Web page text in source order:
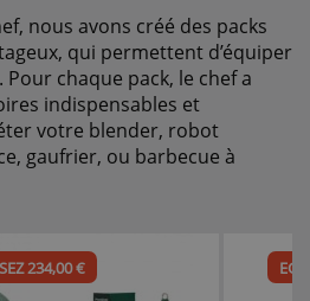
nous avons créé des packs
qui permettent d’équiper
chaque pack, le chef a
indispensables et
votre blender, robot
gaufrier, ou barbecue à
234,00 €